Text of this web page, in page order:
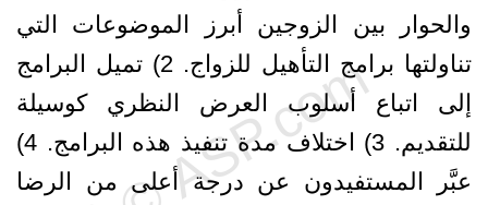
والحوار بين الزوجين أبرز الموضوعات التي
تناولتها برامج التأهيل للزواج. 2) تميل البرامج
إلى اتباع أسلوب العرض النظري كوسيلة
للتقديم. 3) اختلاف مدة تنفيذ هذه البرامج. 4)
عبَّر المستفيدون عن درجة أعلى من الرضا